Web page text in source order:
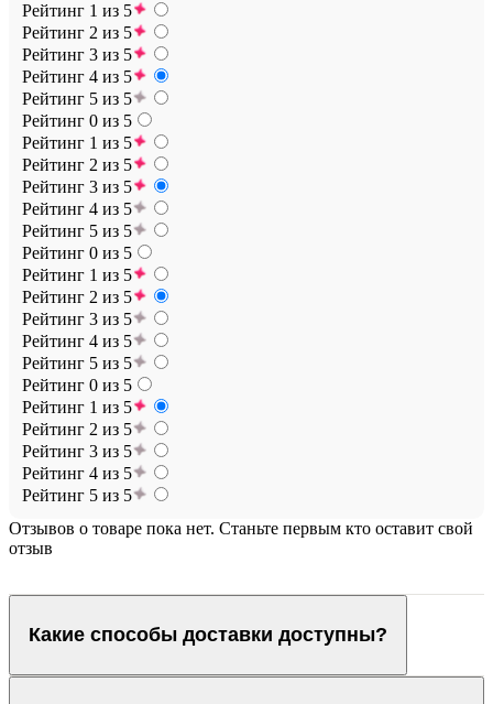
Рейтинг 1 из 5
Рейтинг 2 из 5
Рейтинг 3 из 5
Рейтинг 4 из 5
Рейтинг 5 из 5
Рейтинг 0 из 5
Рейтинг 1 из 5
Рейтинг 2 из 5
Рейтинг 3 из 5
Рейтинг 4 из 5
Рейтинг 5 из 5
Рейтинг 0 из 5
Рейтинг 1 из 5
Рейтинг 2 из 5
Рейтинг 3 из 5
Рейтинг 4 из 5
Рейтинг 5 из 5
Рейтинг 0 из 5
Рейтинг 1 из 5
Рейтинг 2 из 5
Рейтинг 3 из 5
Рейтинг 4 из 5
Рейтинг 5 из 5
Отзывов о товаре пока нет. Станьте первым кто оставит свой
отзыв
Какие способы доставки доступны?